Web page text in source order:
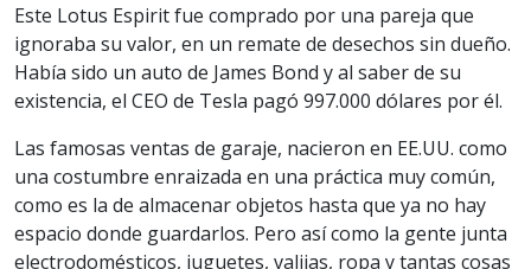
Este Lotus Espirit fue comprado por una pareja que
ignoraba su valor, en un remate de desechos sin dueño.
Había sido un auto de James Bond y al saber de su
existencia, el CEO de Tesla pagó 997.000 dólares por él.
Las famosas ventas de garaje, nacieron en EE.UU. como
una costumbre enraizada en una práctica muy común,
como es la de almacenar objetos hasta que ya no hay
espacio donde guardarlos. Pero así como la gente junta
electrodomésticos, juguetes, valijas, ropa y tantas cosas